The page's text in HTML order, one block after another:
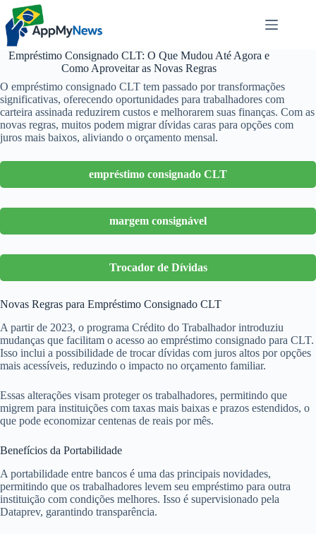
Pular
para
conteúdo
Empréstimo Consignado CLT: O Que Mudou Até Agora e
Como Aproveitar as Novas Regras
O empréstimo consignado CLT tem passado por transformações
significativas, oferecendo oportunidades para trabalhadores com
carteira assinada reduzirem custos e melhorarem suas finanças. Com as
novas regras, muitos podem migrar dívidas caras para opções com
juros mais baixos, aliviando o orçamento mensal.
empréstimo consignado CLT
margem consignável
Trocador de Dívidas
Novas Regras para Empréstimo Consignado CLT
A partir de 2023, o programa Crédito do Trabalhador introduziu
mudanças que facilitam o acesso ao empréstimo consignado para CLT.
Isso inclui a possibilidade de trocar dívidas com juros altos por opções
mais acessíveis, reduzindo o impacto no orçamento familiar.
Essas alterações visam proteger os trabalhadores, permitindo que
migrem para instituições com taxas mais baixas e prazos estendidos, o
que pode economizar centenas de reais por mês.
Benefícios da Portabilidade
A portabilidade entre bancos é uma das principais novidades,
permitindo que os trabalhadores levem seu empréstimo para outra
instituição com condições melhores. Isso é supervisionado pela
Dataprev, garantindo transparência.